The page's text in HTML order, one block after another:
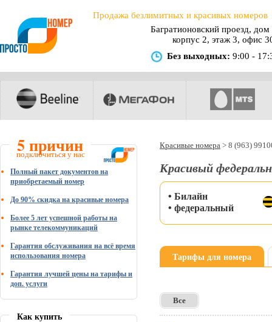
Продажа безлимитных и красивых номеров
Багратионовский проезд, дом
корпус 2, этаж 3, офис
Без выходных: 9:00 -
5 причин
подключиться у нас
Полный пакет документов на
приобретаемый номер
До 90% скидка на красивые номера
Более 5 лет успешной работы на
рынке телекоммуникаций
Гарантия обслуживания на всё время
использования номера
Гарантия лучшей цены на тарифы и
доп. услуги
Как купить
Красивые номера > 8 (963)
Красивый
• Билайн
• федеральный
Тарифы для номера
Все